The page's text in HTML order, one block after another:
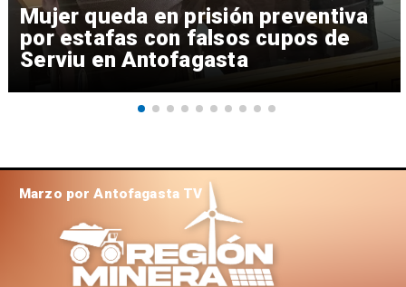
Mujer queda en prisión preventiva
por estafas con falsos cupos de
Serviu en Antofagasta
Marzo por Antofagasta TV